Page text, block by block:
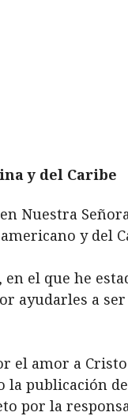
y del Caribe
Nuestra
y del
el que he
ayudarles a
el amor a
publicación
por la